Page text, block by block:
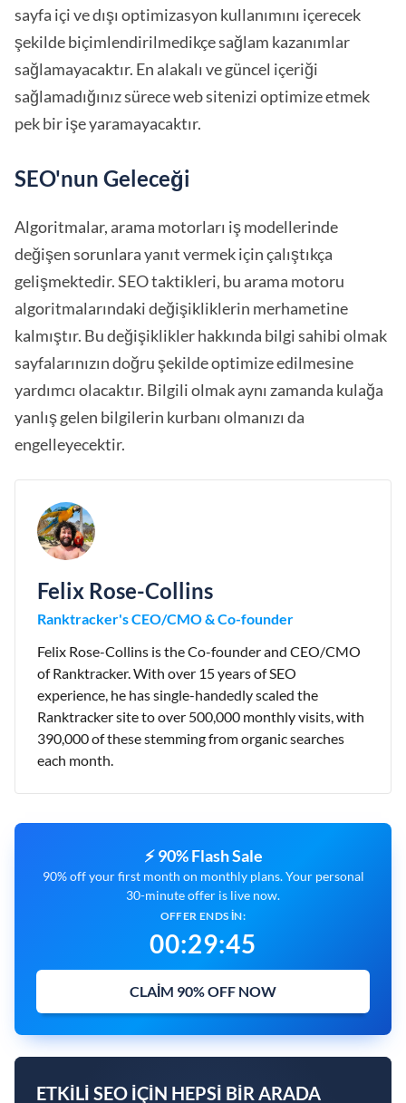
sayfa içi ve dışı optimizasyon kullanımını içerecek
şekilde biçimlendirilmedikçe sağlam kazanımlar
sağlamayacaktır. En alakalı ve güncel içeriği
sağlamadığınız sürece web sitenizi optimize etmek
pek bir işe yaramayacaktır.
SEO'nun Geleceği
Algoritmalar, arama motorları iş modellerinde
değişen sorunlara yanıt vermek için çalıştıkça
gelişmektedir. SEO taktikleri, bu arama motoru
algoritmalarındaki değişikliklerin merhametine
kalmıştır. Bu değişiklikler hakkında bilgi sahibi olmak
sayfalarınızın doğru şekilde optimize edilmesine
yardımcı olacaktır. Bilgili olmak aynı zamanda kulağa
yanlış gelen bilgilerin kurbanı olmanızı da
engelleyecektir.
Felix Rose-Collins
Ranktracker's CEO/CMO & Co-founder
Felix Rose-Collins is the Co-founder and CEO/CMO
of Ranktracker. With over 15 years of SEO
experience, he has single-handedly scaled the
Ranktracker site to over 500,000 monthly visits, with
390,000 of these stemming from organic searches
each month.
⚡ 90% Flash Sale
90% off your first month on monthly plans. Your personal
30-minute offer is live now.
OFFER ENDS IN:
00:29:44
CLAIM 90% OFF NOW
ETKILI SEO IÇIN HEPSI BIR ARADA